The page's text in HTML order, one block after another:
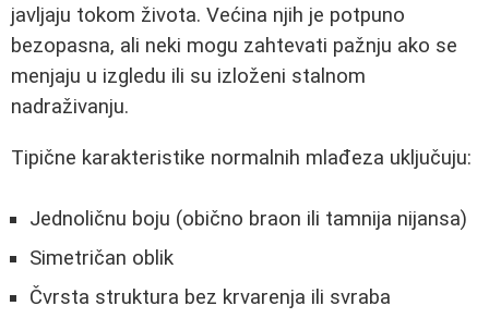
javljaju tokom života. Većina njih je potpuno
bezopasna, ali neki mogu zahtevati pažnju ako se
menjaju u izgledu ili su izloženi stalnom
nadraživanju.
Tipične karakteristike normalnih mlađeza uključuju:
Jednoličnu boju (obično braon ili tamnija nijansa)
Simetričan oblik
Čvrsta struktura bez krvarenja ili svraba